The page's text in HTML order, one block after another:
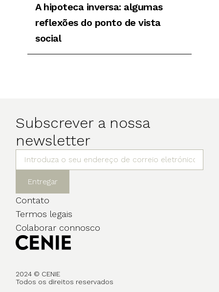
A hipoteca inversa: algumas
reflexões do ponto de vista
social
Subscrever a nossa
newsletter
Entregar
Contato
Termos legais
Colaborar connosco
2024 © CENIE
Todos os direitos reservados